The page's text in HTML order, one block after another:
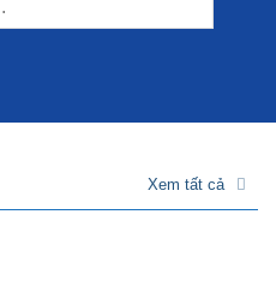
Xem tất cả